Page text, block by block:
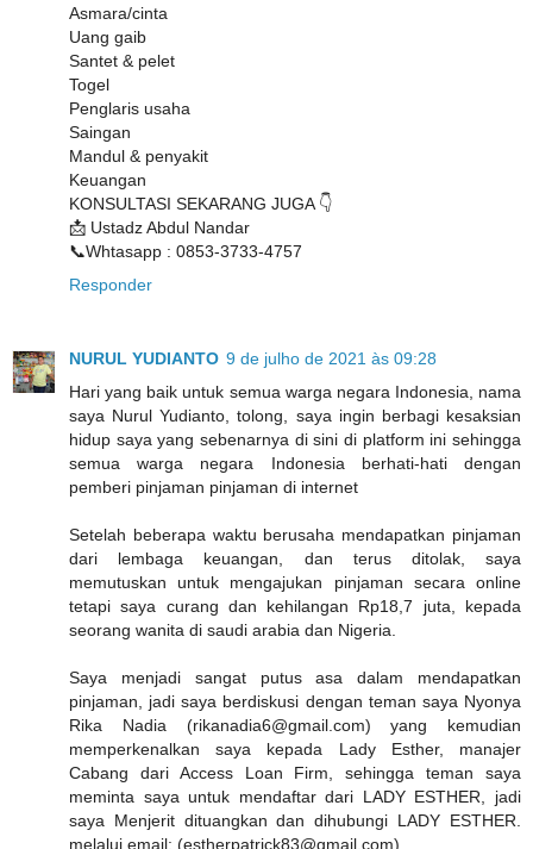
Asmara/cinta
Uang gaib
Santet & pelet
Togel
Penglaris usaha
Saingan
Mandul & penyakit
Keuangan
KONSULTASI SEKARANG JUGA 👇
📩 Ustadz Abdul Nandar
📞Whtasapp : 0853-3733-4757
Responder
NURUL YUDIANTO 9 de julho de 2021 às 09:28
Hari yang baik untuk semua warga negara Indonesia, nama
saya Nurul Yudianto, tolong, saya ingin berbagi kesaksian
hidup saya yang sebenarnya di sini di platform ini sehingga
semua warga negara Indonesia berhati-hati dengan
pemberi pinjaman pinjaman di internet
Setelah beberapa waktu berusaha mendapatkan pinjaman
dari lembaga keuangan, dan terus ditolak, saya
memutuskan untuk mengajukan pinjaman secara online
tetapi saya curang dan kehilangan Rp18,7 juta, kepada
seorang wanita di saudi arabia dan Nigeria.
Saya menjadi sangat putus asa dalam mendapatkan
pinjaman, jadi saya berdiskusi dengan teman saya Nyonya
Rika Nadia (rikanadia6@gmail.com) yang kemudian
memperkenalkan saya kepada Lady Esther, manajer
Cabang dari Access Loan Firm, sehingga teman saya
meminta saya untuk mendaftar dari LADY ESTHER, jadi
saya Menjerit dituangkan dan dihubungi LADY ESTHER.
melalui email: (estherpatrick83@gmail.com)